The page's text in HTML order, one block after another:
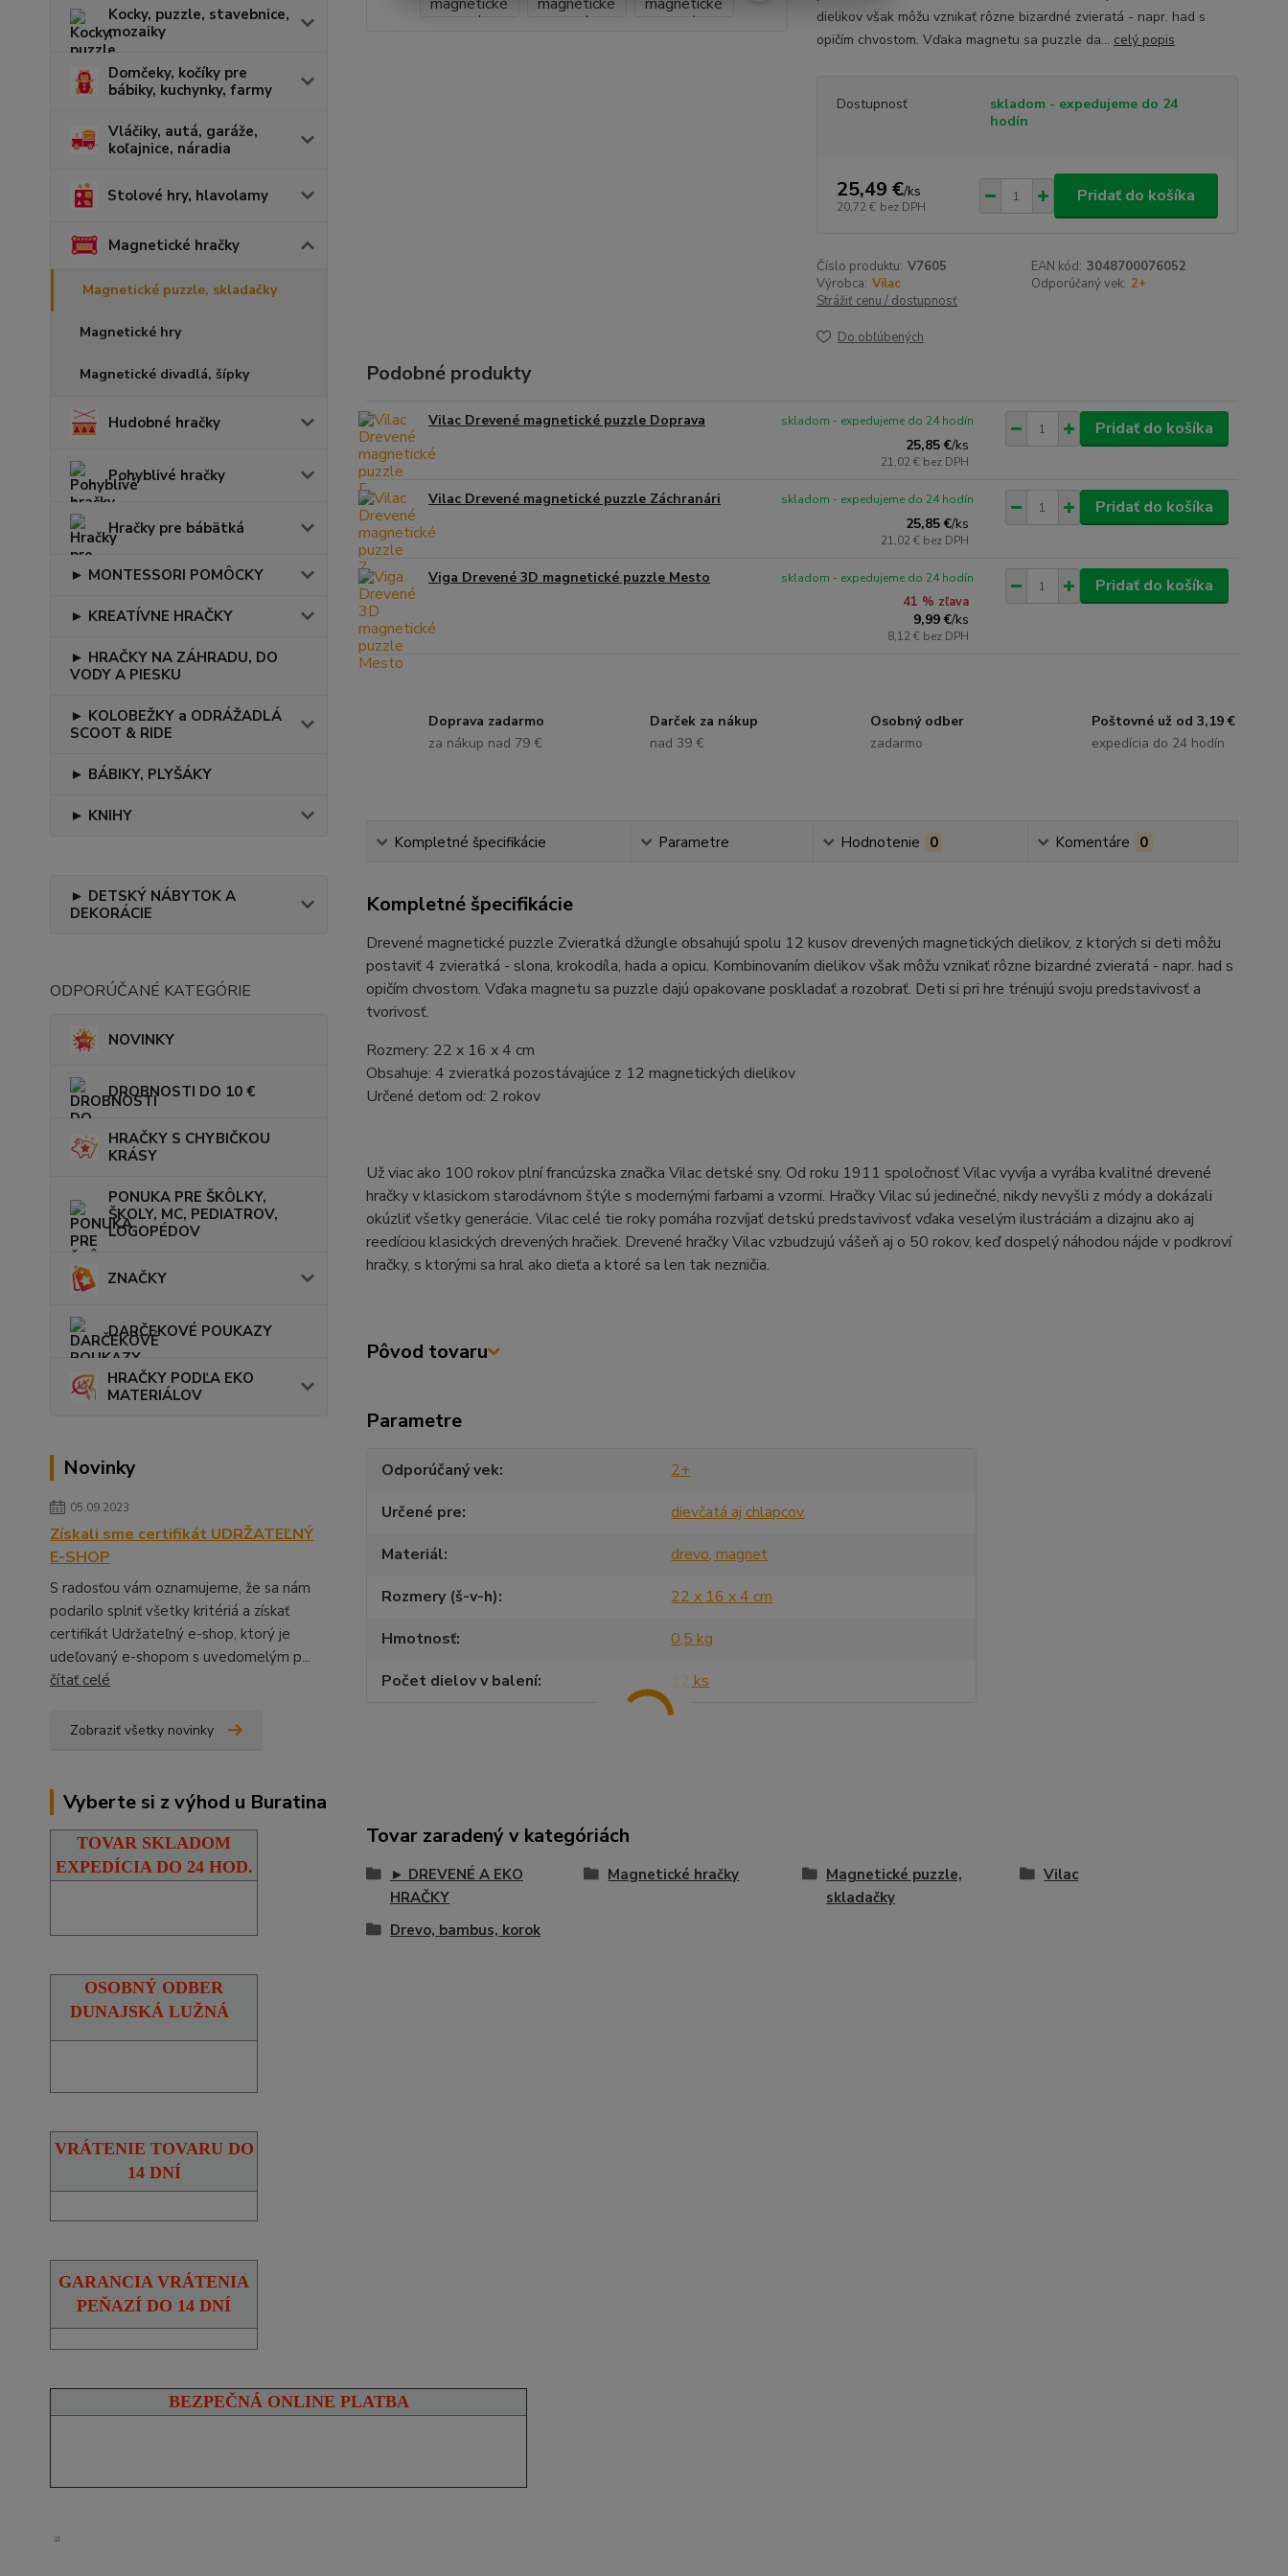
Kocky, puzzle, stavebnice,
mozaiky
Domčeky, kočíky pre
bábiky, kuchynky, farmy
Vláčiky, autá, garáže,
koľajnice, náradia
Stolové hry, hlavolamy
Magnetické hračky
Magnetické puzzle, skladačky
Magnetické hry
Magnetické divadlá, šípky
Hudobné hračky
Pohyblivé hračky
Hračky pre bábätká
► MONTESSORI POMÔCKY
► KREATÍVNE HRAČKY
► HRAČKY NA ZÁHRADU, DO
VODY A PIESKU
► KOLOBEŽKY a ODRÁŽADLÁ
SCOOT & RIDE
► BÁBIKY, PLYŠÁKY
► KNIHY
► DETSKÝ NÁBYTOK A
DEKORÁCIE
ODPORÚČANÉ KATEGÓRIE
NOVINKY
DROBNOSTI DO 10 €
HRAČKY S CHYBIČKOU
KRÁSY
PONUKA PRE ŠKÔLKY,
ŠKOLY, MC, PEDIATROV,
LOGOPÉDOV
ZNAČKY
DARČEKOVÉ POUKAZY
HRAČKY PODĽA EKO
MATERIÁLOV
Novinky
05.09.2023
Získali sme certifikát UDRŽATEĽNÝ
E-SHOP
S radosťou vám oznamujeme, že sa nám
podarilo splniť všetky kritériá a získať
certifikát Udržateľný e-shop, ktorý je
udeľovaný e-shopom s uvedomelým p...
čítať celé
Zobraziť všetky novinky
Vyberte si z výhod u Buratina
TOVAR SKLADOM
EXPEDÍCIA DO 24 HOD.
OSOBNÝ ODBER
DUNAJSKÁ LUŽNÁ
VRÁTENIE TOVARU DO
14 DNÍ
GARANCIA VRÁTENIA
PEŇAZÍ DO 14 DNÍ
BEZPEČNÁ ONLINE PLATBA
dielikov však môžu vznikať rôzne bizardné zvieratá - napr. had s
opičím chvostom. Vďaka magnetu sa puzzle da... celý popis
Dostupnosť
skladom - expedujeme do 24
hodín
25,49 €/ks
20,72 € bez DPH
Pridať do košíka
Číslo produktu: V7605 EAN kód: 3048700076052
Výrobca: Vilac Odporúčaný vek: 2+
Strážiť cenu / dostupnosť
Do obľúbených
Podobné produkty
Vilac Drevené magnetické puzzle Doprava
25,85 €/ks
21,02 € bez DPH
skladom - expedujeme do 24 hodín Pridať do košíka
Vilac Drevené magnetické puzzle Záchranári
25,85 €/ks
21,02 € bez DPH
skladom - expedujeme do 24 hodín Pridať do košíka
Viga Drevené 3D magnetické puzzle Mesto
41 % zľava
9,99 €/ks
8,12 € bez DPH
skladom - expedujeme do 24 hodín Pridať do košíka
Doprava zadarmo
za nákup nad 79 €
Darček za nákup
nad 39 €
Osobný odber
zadarmo
Poštovné už od 3,19 €
expedícia do 24 hodín
Kompletné špecifikácie Parametre Hodnotenie 0 Komentáre 0
Kompletné špecifikácie
Drevené magnetické puzzle Zvieratká džungle obsahujú spolu 12 kusov drevených magnetických dielikov, z ktorých si deti môžu
postaviť 4 zvieratká - slona, krokodíla, hada a opicu. Kombinovaním dielikov však môžu vznikať rôzne bizardné zvieratá - napr. had s
opičím chvostom. Vďaka magnetu sa puzzle dajú opakovane poskladať a rozobrať. Deti si pri hre trénujú svoju predstavivosť a
tvorivosť.
Rozmery: 22 x 16 x 4 cm
Obsahuje: 4 zvieratká pozostávajúce z 12 magnetických dielikov
Určené deťom od: 2 rokov
Už viac ako 100 rokov plní francúzska značka Vilac detské sny. Od roku 1911 spoločnosť Vilac vyvíja a vyrába kvalitné drevené
hračky v klasickom starodávnom štýle s modernými farbami a vzormi. Hračky Vilac sú jedinečné, nikdy nevyšli z módy a dokázali
okúzliť všetky generácie. Vilac celé tie roky pomáha rozvíjať detskú predstavivosť vďaka veselým ilustráciám a dizajnu ako aj
reedíciou klasických drevených hračiek. Drevené hračky Vilac vzbudzujú vášeň aj o 50 rokov, keď dospelý náhodou nájde v podkroví
hračky, s ktorými sa hral ako dieťa a ktoré sa len tak nezničia.
Pôvod tovaru
Parametre
Odporúčaný vek
2+
Určené pre
dievčatá aj chlapcov
Materiál
drevo, magnet
Rozmery (š-v-h)
22 x 16 x 4 cm
Hmotnosť
0,5 kg
Počet dielov v balení
12 ks
Tovar zaradený v kategóriách
► DREVENÉ A EKO
HRAČKY
Magnetické hračky
Magnetické puzzle,
skladačky
Vilac
Drevo, bambus, korok